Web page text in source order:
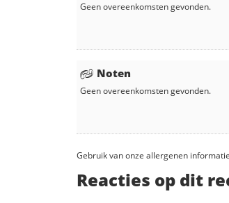
Geen overeenkomsten gevonden.
Noten
Geen overeenkomsten gevonden.
Gebruik van onze allergenen
Reacties op dit